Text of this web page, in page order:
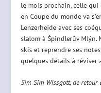
le mois prochain, celle
en Coupe du monde va
Lenzerheide avec ses
slalom à Špindlerův Mlýn.
skis et reprendre ses
quelques détails à réviser
Sim Sim Wissgott, de retour